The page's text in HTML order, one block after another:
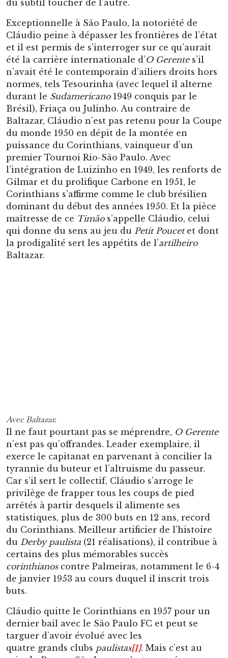
du monde 1950 en dépit de la montée en
puissance du Corinthians, vainqueur d’un
premier Tournoi Rio-São Paulo. Avec
l’intégration de Luizinho en 1949, les renforts de
Gilmar et du prolifique Carbone en 1951, le
Corinthians s’affirme comme le club brésilien
dominant du début des années 1950. Et la pièce
maîtresse de ceTimãos’appelle Cláudio, celui
qui donne du sens au jeu duPetit Poucetet dont
la prodigalité sert les appétits de l’artilheiro
Baltazar.
du Corinthians. Meilleur artificier de l’histoire
duDerby paulista(21 réalisations), il contribue à
certains des plus mémorables succès
corinthianoscontre Palmeiras, notamment le 6-4
de janvier 1953 au cours duquel il inscrit trois
buts.
Cláudio quitte le Corinthians en 1957 pour un
dernier bail avec le São Paulo FC et peut se
targuer d’avoir évolué avec les
quatre grands clubs paulistas[1]. Mais c’est au
sein du Parque São Jorge qu’est exposé son
buste en bronze, privilège réservé à une dizaine
de cracks dans l’histoire du Corinthians.
[1] Il évolue en prêt à Palestra Itália en 1942 où
il s’adjuge un premier championnat paulista. Il
est en outre le premier buteur du club sous
l’appellation Palmeiras.